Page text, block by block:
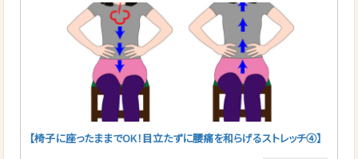
【椅子に座ったままでOK！目立たずに腰痛を和らげるストレッチ④】